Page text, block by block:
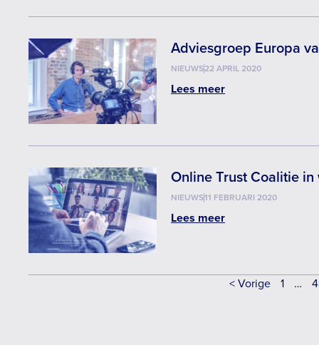
Adviesgroep Europa
NIEUWS22 APRIL 2020
Lees meer
Online Trust Coalitie
NIEUWS11 FEBRUARI 2020
Lees meer
< Vorige 1 … 4